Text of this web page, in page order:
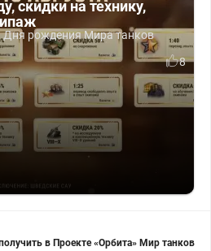
скидки на технику,
Дня рождения Мира танков
8
в Проекте «Орбита» Мир танков